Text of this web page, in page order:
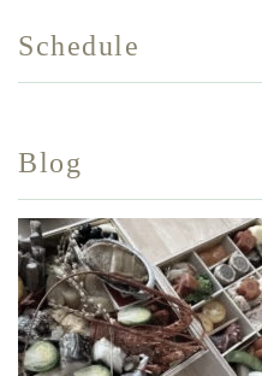
Schedule
Blog